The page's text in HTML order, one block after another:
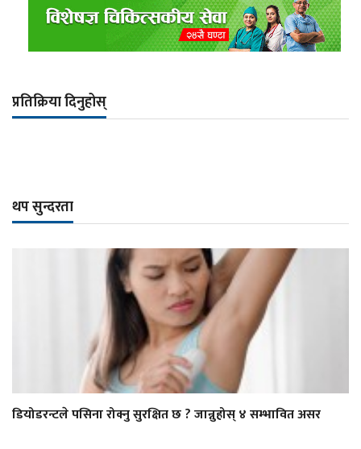
प्रतिक्रिया दिनुहोस्
थप सुन्दरता
डियोडरन्टले पसिना रोक्नु सुरक्षित छ ? जान्नुहोस् ४ सम्भावित असर